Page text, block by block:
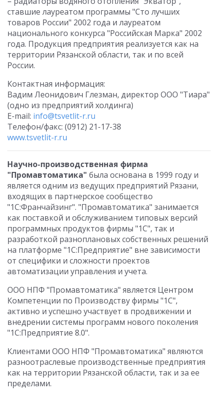
ставшие лауреатом программы "Сто лучших
товаров России" 2002 года и лауреатом
национального конкурса "Российская Марка" 2002
года. Продукция предприятия реализуется как на
территории Рязанской области, так и по всей
России.
Контактная информация:
Вадим Леонидович Глезман, директор ООО "Тиара"
(одно из предприятий холдинга)
E-mail: info@tsvetlit-r.ru
Телефон/факс: (0912) 21-17-38
www.tsvetlit-r.ru
Научно-производственная фирма
"Промавтоматика" была основана в 1999 году и
является одним из ведущих предприятий Рязани,
входящих в партнерское сообщество
"1С:Франчайзинг". "Промавтоматика" занимается
как поставкой и обслуживанием типовых версий
программных продуктов фирмы "1С", так и
разработкой разноплановых собственных решений
на платформе "1С:Предприятие" вне зависимости
от специфики и сложности проектов
автоматизации управления и учета.
ООО НПФ "Промавтоматика" является Центром
Компетенции по Производству фирмы "1С",
активно и успешно участвует в продвижении и
внедрении системы программ нового поколения
"1С:Предприятие 8.0".
Клиентами ООО НПФ "Промавтоматика" являются
разноотраслевые производственные предприятия
как на территории Рязанской области, так и за ее
пределами.